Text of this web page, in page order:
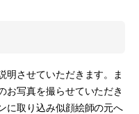
させていただきます。ま
お写真を撮らせていただき
に取り込み似顔絵師の元へ